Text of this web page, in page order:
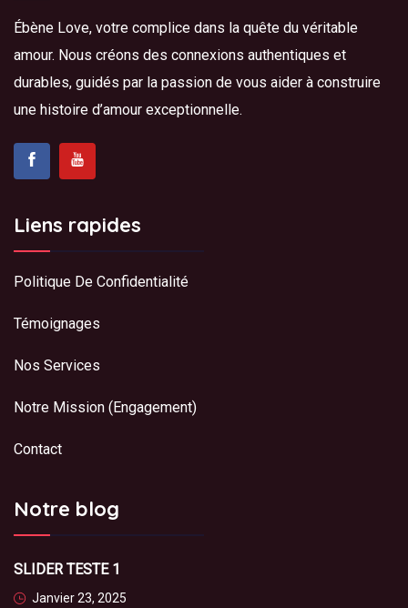
Ébène Love, votre complice dans la quête du véritable
amour. Nous créons des connexions authentiques et
durables, guidés par la passion de vous aider à construire
une histoire d’amour exceptionnelle.
Liens rapides
Politique De Confidentialité
Témoignages
Nos Services
Notre Mission (Engagement)
Contact
Notre blog
SLIDER TESTE 1
Janvier 23, 2025